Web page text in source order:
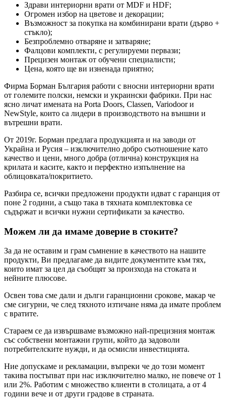
Здрави интериорни врати от MDF и HDF;
Огромен избор на цветове и декорации;
Възможност за покупка на комбинирани врати (дърво +
стъкло);
Безпроблемно отваряне и затваряне;
Фалцови комплекти, с регулируеми первази;
Прецизен монтаж от обучени специалисти;
Цена, която ще ви изненада приятно;
Фирма Борман България работи с вносни интериорни врати
от големите полски, немски и украински фабрики. При нас
ясно личат имената на Porta Doors, Classen, Variodoor и
NewStyle, които са лидери в производството на външни и
вътрешни врати.
От 2019г. Борман предлага продукцията и на заводи от
Украйна и Русия – изключително добро съотношение като
качество и цени, много добра (отлична) конструкция на
крилата и касите, както и перфектно изпълнение на
облицовката/покритието.
Разбира се, всички предложени продукти идват с гаранция от
поне 2 години, а също така в тяхната комплектовка се
съдържат и всички нужни сертификати за качество.
Можем ли да имаме доверие в стоките?
За да не оставим и грам съмнение в качеството на нашите
продукти, Ви предлагаме да видите документите към тях,
които имат за цел да съобщят за произхода на стоката и
нейните плюсове.
Освен това сме дали и дълги гаранционни срокове, макар че
сме сигурни, че след тяхното изтичане няма да имате проблем
с вратите.
Стараем се да извършваме възможно най-прецизния монтаж
със собствени монтажни групи, който да задоволи
потребителските нужди, и да осмисли инвестицията.
Ние допускаме и рекламации, въпреки че до този момент
такива постъпват при нас изключително малко, не повече от 1
или 2%. Работим с множество клиенти в столицата, а от 4
години вече и от други градове в страната.